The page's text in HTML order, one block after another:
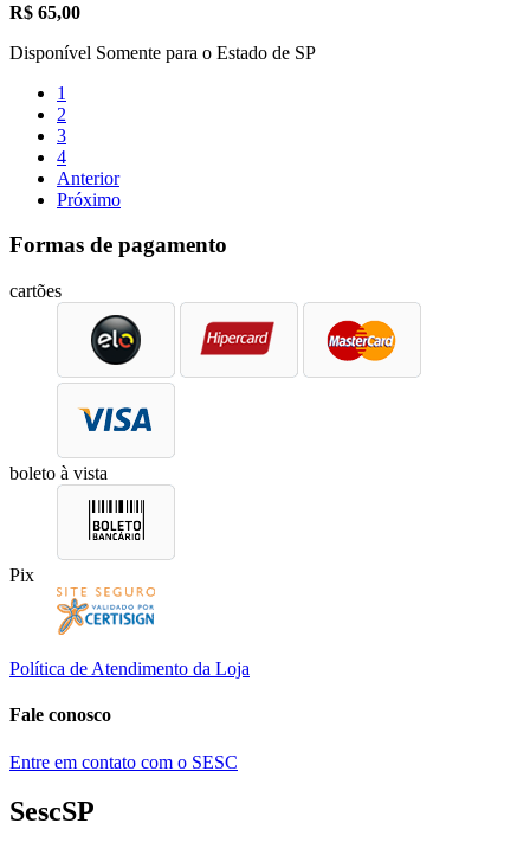
R$ 65,00
Disponível Somente para o Estado de SP
1
2
3
4
Anterior
Próximo
Formas de pagamento
cartões
boleto à vista
Pix
Política de Atendimento da Loja
Fale conosco
Entre em contato com o SESC
SescSP